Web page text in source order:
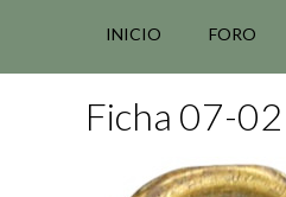
INICIO FORO
Ficha 07-